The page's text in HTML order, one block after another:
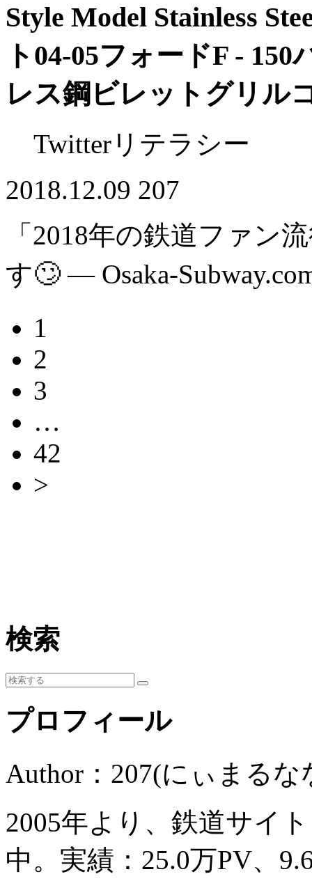
Style Model Stainless
ト04-05フォードF -
レス鋼ビレットグリル
Twitterリテラシー
2018.12.09 207
「2018年の鉄道ファン
す🙄 — Osaka-
1
2
3
…
42
>
検索
プロフィール
Author：207(にぃまるな
2005年より、鉄道サイ
中。実績：25.0万PV、